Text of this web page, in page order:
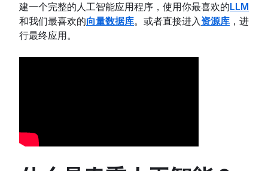
建一个完整的人工智能应用程序，使用你最喜欢的LLM
和我们最喜欢的向量数据库。或者直接进入资源库 ，进
行最终应用。